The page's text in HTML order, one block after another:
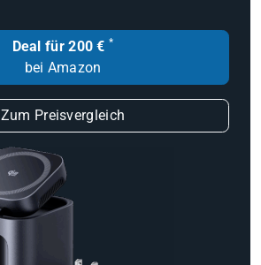
Deal für 200 € *
bei Amazon
Zum Preisvergleich